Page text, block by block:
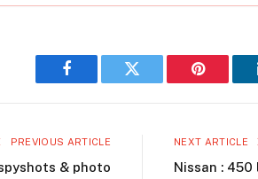
Facebook Twitter Pinterest
PREVIOUS ARTICLE
& photo
NEXT ARTICLE
Nissan :